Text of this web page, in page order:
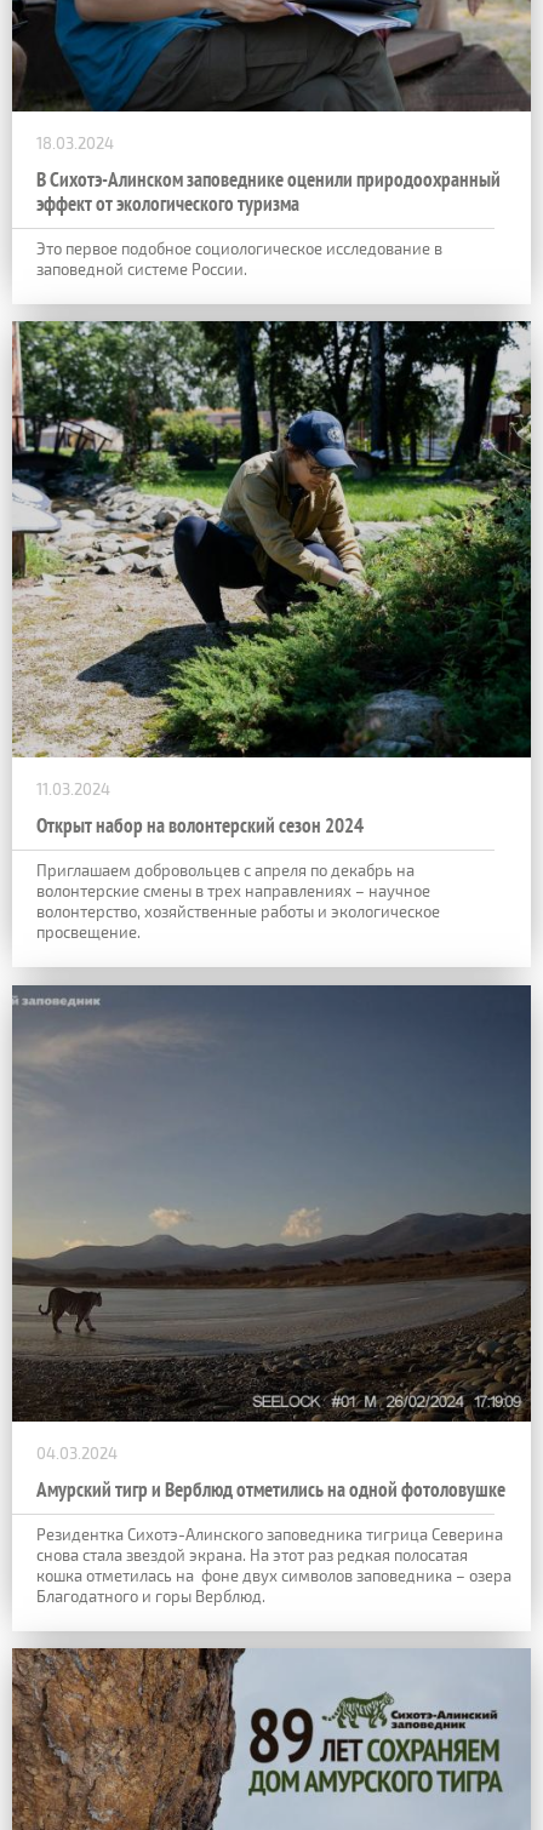
18.03.2024
В Сихотэ-Алинском заповеднике оценили природоохранный
эффект от экологического туризма
Это первое подобное социологическое исследование в
заповедной системе России.
11.03.2024
Открыт набор на волонтерский сезон 2024
Приглашаем добровольцев с апреля по декабрь на
волонтерские смены в трех направлениях – научное
волонтерство, хозяйственные работы и экологическое
просвещение.
04.03.2024
Амурский тигр и Верблюд отметились на одной фотоловушке
Резидентка Сихотэ-Алинского заповедника тигрица Северина
снова стала звездой экрана. На этот раз редкая полосатая
кошка отметилась на фоне двух символов заповедника – озера
Благодатного и горы Верблюд.